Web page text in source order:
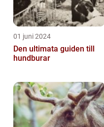
01 juni 2024
Den ultimata guiden till
hundburar